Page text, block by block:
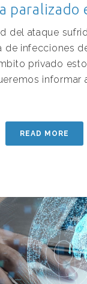
paralizado
del ataque
de infecciones
privado
informar
READ MORE